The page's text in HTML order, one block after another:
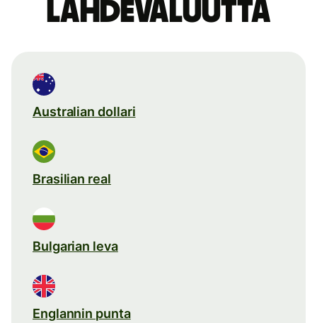
lähdevaluutta
Australian dollari
Brasilian real
Bulgarian leva
Englannin punta